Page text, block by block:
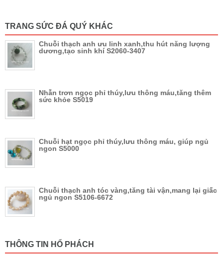
TRANG SỨC ĐÁ QUÝ KHÁC
Chuỗi thạch anh ưu linh xanh,thu hút năng lượng
dương,tạo sinh khí S2060-3407
Nhẫn trơn ngọc phỉ thúy,lưu thông máu,tăng thêm
sức khỏe S5019
Chuỗi hạt ngọc phỉ thúy,lưu thông máu, giúp ngủ
ngon S5000
Chuỗi thạch anh tóc vàng,tăng tài vận,mang lại giấc
ngủ ngon S5106-6672
THÔNG TIN HỔ PHÁCH